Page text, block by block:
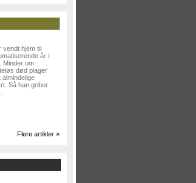
vendt hjem til
år i
Minder om
død plager
almindelige
Så han griber
Flere artikler »